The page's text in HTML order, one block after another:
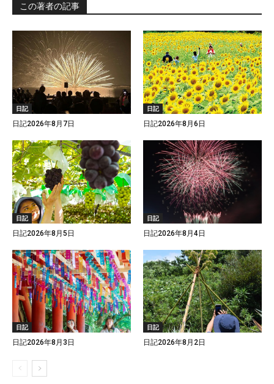
この著者の記事
日記
日記2026年8月7日
日記
日記2026年8月6日
日記
日記2026年8月5日
日記
日記2026年8月4日
日記
日記2026年8月3日
日記
日記2026年8月2日